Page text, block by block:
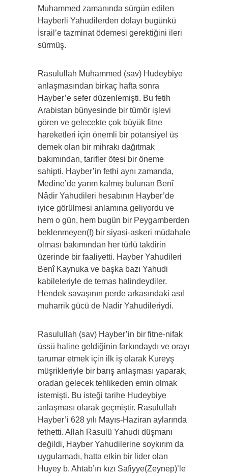
Muhammed zamanında sürgün edilen
Hayberli Yahudilerden dolayı bugünkü
İsrail’e tazminat ödemesi gerektiğini ileri
sürmüş.
Rasulullah Muhammed (sav) Hudeybiye
anlaşmasından birkaç hafta sonra
Hayber’e sefer düzenlemişti. Bu fetih
Arabistan bünyesinde bir tümör işlevi
gören ve gelecekte çok büyük fitne
hareketleri için önemli bir potansiyel üs
demek olan bir mihrakı dağıtmak
bakımından, tarifler ötesi bir öneme
sahipti. Hayber’in fethi aynı zamanda,
Medine’de yarım kalmış bulunan Benî
Nâdir Yahudileri hesabının Hayber’de
iyice görülmesi anlamına geliyordu ve
hem o gün, hem bugün bir Peygamberden
beklenmeyen(!) bir siyasi-askeri müdahale
olması bakımından her türlü takdirin
üzerinde bir faaliyetti. Hayber Yahudileri
Benî Kaynuka ve başka bazı Yahudi
kabileleriyle de temas halindeydiler.
Hendek savaşının perde arkasındaki asıl
muharrik gücü de Nadir Yahudileriydi.
Rasulullah (sav) Hayber’in bir fitne-nifak
üssü haline geldiğinin farkındaydı ve orayı
tarumar etmek için ilk iş olarak Kureyş
müşrikleriyle bir barış anlaşması yaparak,
oradan gelecek tehlikeden emin olmak
istemişti. Bu isteği tarihe Hudeybiye
anlaşması olarak geçmiştir. Rasulullah
Hayber’i 628 yılı Mayıs-Haziran aylarında
fethetti. Allah Rasulü Yahudi düşmanı
değildi, Hayber Yahudilerine soykırım da
uygulamadı, hatta etkin bir lider olan
Huyey b. Ahtab’ın kızı Safiyye(Zeynep)’le